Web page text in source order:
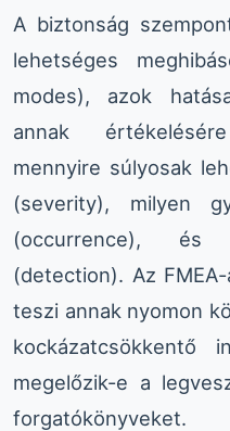
A biztonság
lehetséges
modes), azok
annak
mennyire súlyosak
(severity), milyen
(occurrence), és
(detection). Az
teszi annak nyomon
kockázatcsökkentő
megelőzik-e a
forgatókönyveket.